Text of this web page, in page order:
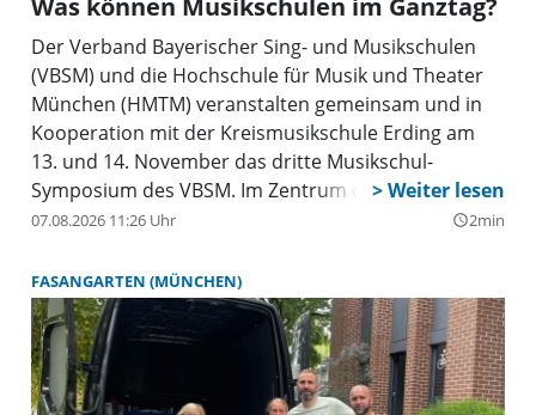
Der Verband Bayerischer Sing- und Musikschulen
(VBSM) und die Hochschule für Musik und Theater
München (HMTM) veranstalten gemeinsam und in
Kooperation mit der Kreismusikschule Erding am
13. und 14. November das dritte Musikschul-
Symposium des VBSM. Im Zentrum des Symposiums
steht das Thema »Musikschulen im Ganztag«.
07.08.2026 11:26 Uhr query_builder2min
FASANGARTEN (MÜNCHEN)